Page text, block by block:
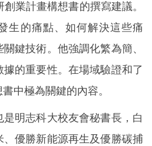
業計畫構想書的撰寫建議。
生的痛點、如何解決這些痛
鍵技術。他強調化繁為簡、
的重要性。在場域驗證和了
中極為關鍵的內容。
明志科大校友會秘書長，白
優勝新能源再生及優勝碳捕